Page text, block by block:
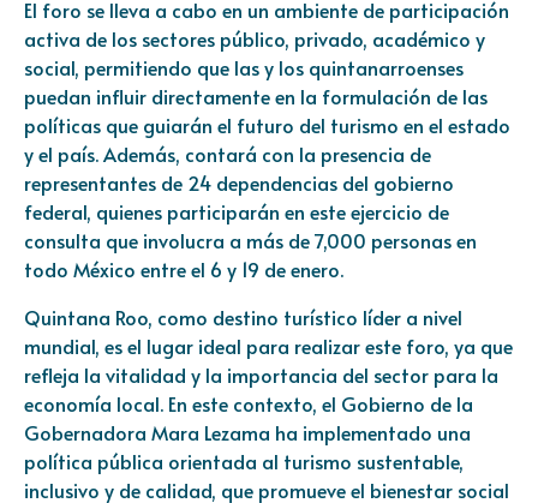
El foro se lleva a cabo en un ambiente de participación
activa de los sectores público, privado, académico y
social, permitiendo que las y los quintanarroenses
puedan influir directamente en la formulación de las
políticas que guiarán el futuro del turismo en el estado
y el país. Además, contará con la presencia de
representantes de 24 dependencias del gobierno
federal, quienes participarán en este ejercicio de
consulta que involucra a más de 7,000 personas en
todo México entre el 6 y 19 de enero.
Quintana Roo, como destino turístico líder a nivel
mundial, es el lugar ideal para realizar este foro, ya que
refleja la vitalidad y la importancia del sector para la
economía local. En este contexto, el Gobierno de la
Gobernadora Mara Lezama ha implementado una
política pública orientada al turismo sustentable,
inclusivo y de calidad, que promueve el bienestar social